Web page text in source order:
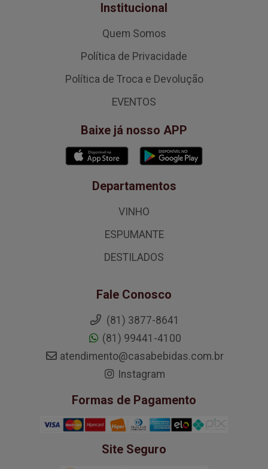
Institucional
Quem Somos
Política de Privacidade
Política de Troca e Devolução
EVENTOS
Baixe já nosso APP
Departamentos
VINHO
ESPUMANTE
DESTILADOS
Fale Conosco
(81) 3877-8641
(81) 99441-4100
atendimento@casabebidas.com.br
Instagram
Formas de Pagamento
Site Seguro